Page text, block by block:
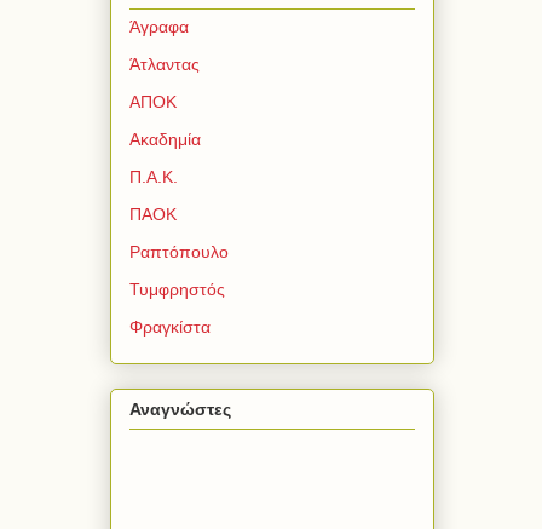
Άγραφα
Άτλαντας
ΑΠΟΚ
Ακαδημία
Π.Α.Κ.
ΠΑΟΚ
Ραπτόπουλο
Τυμφρηστός
Φραγκίστα
Αναγνώστες